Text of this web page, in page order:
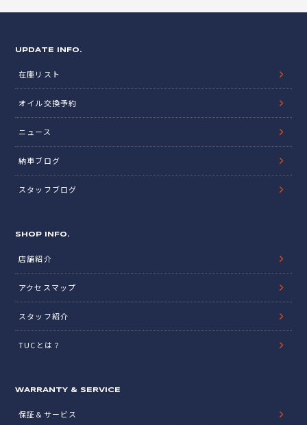
UPDATE INFO.
在庫リスト
オイル交換予約
ニュース
納車ブログ
スタッフブログ
SHOP INFO.
店舗紹介
アクセスマップ
スタッフ紹介
TUCとは？
WARRANTY & SERVICE
保証＆サービス